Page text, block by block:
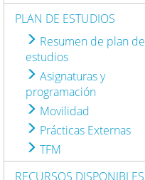
PLAN DE ESTUDIOS
Resumen de plan de
estudios
Asignaturas y
programación
Movilidad
Prácticas Externas
TFM
RECURSOS DISPONIBLES